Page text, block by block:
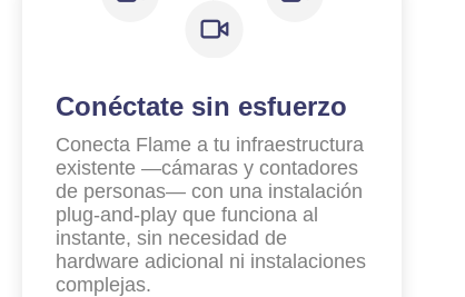
Conéctate sin esfuerzo
Conecta Flame a tu infraestructura
existente —cámaras y contadores
de personas— con una instalación
plug-and-play que funciona al
instante, sin necesidad de
hardware adicional ni instalaciones
complejas.